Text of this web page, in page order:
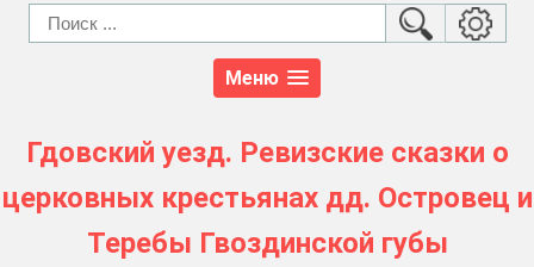
Меню
Гдовский уезд. Ревизские сказки о
церковных крестьянах дд. Островец и
Теребы Гвоздинской губы